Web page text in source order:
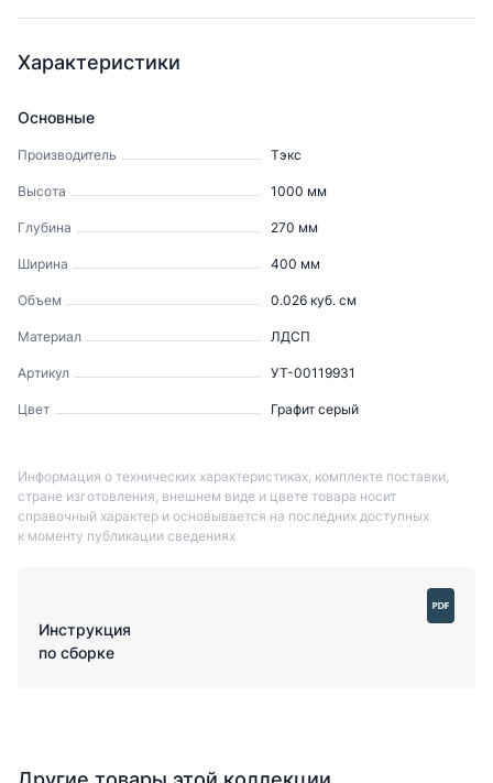
Характеристики
Основные
Производитель Тэкс
Высота 1000 мм
Глубина 270 мм
Ширина 400 мм
Объем 0.026 куб. см
Материал ЛДСП
Артикул УТ-00119931
Цвет Графит серый
Информация о технических характеристиках, комплекте поставки,
стране изготовления, внешнем виде и цвете товара носит
справочный характер и основывается на последних доступных
к моменту публикации сведениях
Инструкция
по сборке